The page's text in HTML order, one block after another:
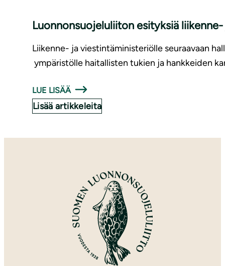
Luonnonsuojeluliiton esityksiä
Liikenne- ja viestintäministeriölle seuraavaan
ympäristölle haitallisten tukien ja hankkeiden
LUE LISÄÄ
Lisää artikkeleita